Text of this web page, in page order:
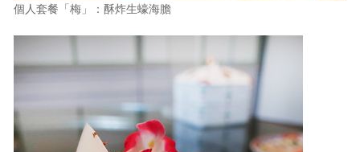
個人套餐「梅」：酥炸生蠔海膽